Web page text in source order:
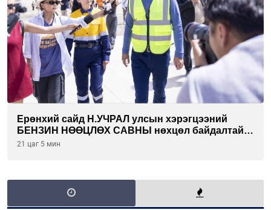
Ерөнхий сайд Н.УЧРАЛ улсын хэрэгцээний
БЕНЗИН НӨӨЦЛӨХ САВНЫ нөхцөл байдалтай
танилцлаа
21 цаг 5 мин